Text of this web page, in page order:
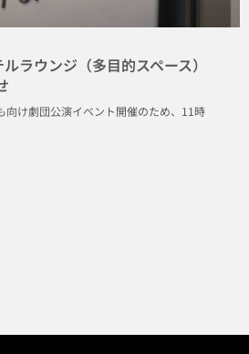
ラウンジ（多目的スペース）
向け劇団公演イベント開催のため、11時